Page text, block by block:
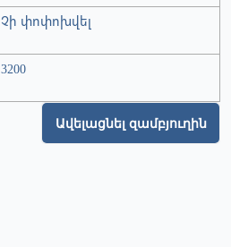
Չի փոփոխվել
3200
Ավելացնել զամբյուղին